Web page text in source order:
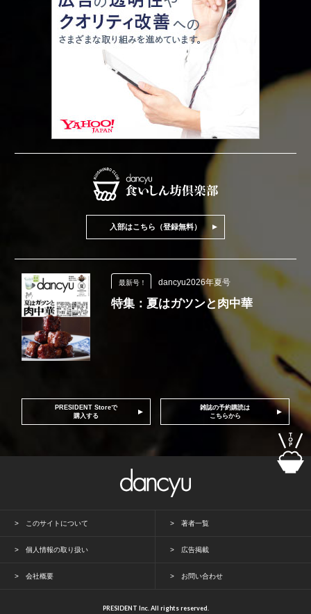
入部はこちら（登録無料）
最新号！ dancyu2026年夏号
特集：夏はガツンと肉中華
PRESIDENT Storeで
購入する
雑誌の予約購読は
こちらから
このサイトについて 著者一覧
個人情報の取り扱い 広告掲載
会社概要 お問い合わせ
PRESIDENT Inc. All rights reserved.